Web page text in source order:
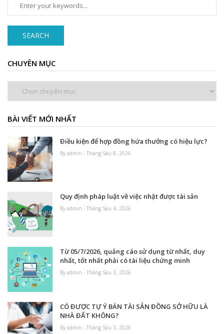
SEARCH
CHUYÊN MỤC
BÀI VIẾT MỚI NHẤT
Điều kiện để hợp đồng hứa thưởng có hiệu lực?
By admin - Tháng Sáu 8, 2026
Quy định pháp luật về việc nhặt được tài sản
By admin - Tháng Sáu 4, 2026
Từ 05/7/2026, quảng cáo sử dụng từ nhất, duy
nhất, tốt nhất phải có tài liệu chứng minh
By admin - Tháng Sáu 3, 2026
CÓ ĐƯỢC TỰ Ý BÁN TÀI SẢN ĐỒNG SỞ HỮU LÀ
NHÀ ĐẤT KHÔNG?
By admin - Tháng Sáu 3, 2026